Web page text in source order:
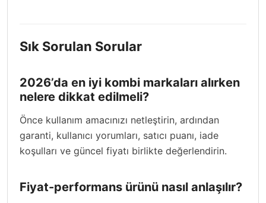
Sık Sorulan Sorular
2026’da en iyi kombi markaları alırken
nelere dikkat edilmeli?
Önce kullanım amacınızı netleştirin, ardından
garanti, kullanıcı yorumları, satıcı puanı, iade
koşulları ve güncel fiyatı birlikte değerlendirin.
Fiyat-performans ürünü nasıl anlaşılır?